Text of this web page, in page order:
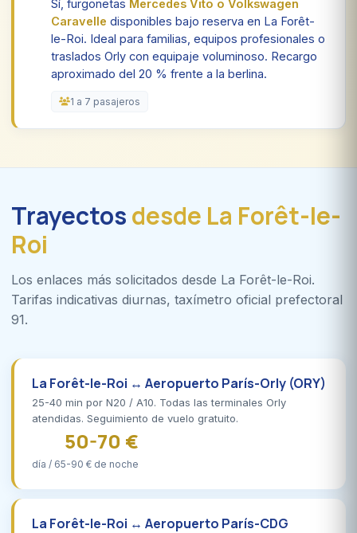
Sí, furgonetas Mercedes Vito o Volkswagen
Caravelle disponibles bajo reserva en La Forêt-
le-Roi. Ideal para familias, equipos profesionales o
traslados Orly con equipaje voluminoso. Recargo
aproximado del 20 % frente a la berlina.
1 a 7 pasajeros
Trayectosdesde La Forêt-le-
Roi
Los enlaces más solicitados desde La Forêt-le-Roi.
Tarifas indicativas diurnas, taxímetro oficial prefectoral
91.
La Forêt-le-Roi ↔ Aeropuerto París-Orly (ORY)
25-40 min por N20 / A10. Todas las terminales Orly
atendidas. Seguimiento de vuelo gratuito.
50-70 €
día / 65-90 € de noche
La Forêt-le-Roi ↔ Aeropuerto París-CDG